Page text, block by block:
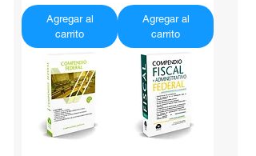
Agregar al
carrito
Agregar al
carrito